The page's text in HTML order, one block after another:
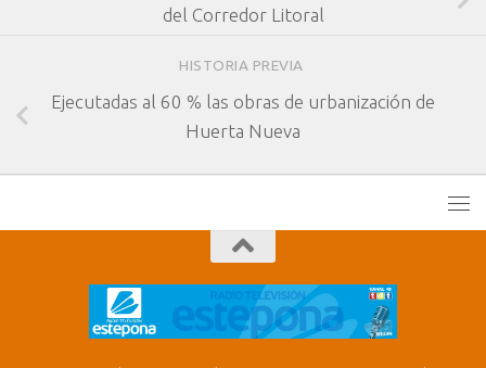
del Corredor Litoral
HISTORIA PREVIA
Ejecutadas al 60 % las obras de urbanización de
Huerta Nueva